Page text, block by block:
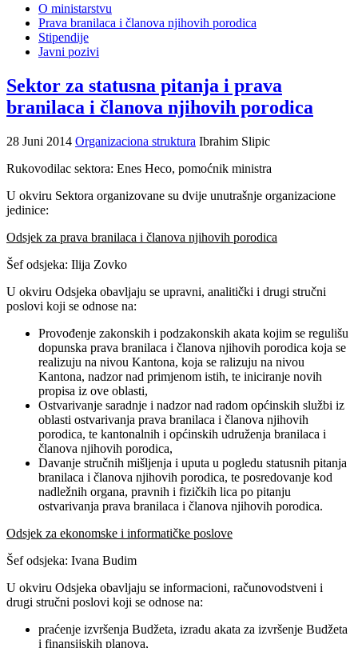
O ministarstvu
Prava branilaca i članova njihovih porodica
Stipendije
Javni pozivi
Sektor za statusna pitanja i prava
branilaca i članova njihovih porodica
28 Juni 2014 Organizaciona struktura Ibrahim Slipic
Rukovodilac sektora: Enes Heco, pomoćnik ministra
U okviru Sektora organizovane su dvije unutrašnje organizacione
jedinice:
Odsjek za prava branilaca i članova njihovih porodica
Šef odsjeka: Ilija Zovko
U okviru Odsjeka obavljaju se upravni, analitički i drugi stručni
poslovi koji se odnose na:
Provođenje zakonskih i podzakonskih akata kojim se regulišu
dopunska prava branilaca i članova njihovih porodica koja se
realizuju na nivou Kantona, koja se ralizuju na nivou
Kantona, nadzor nad primjenom istih, te iniciranje novih
propisa iz ove oblasti,
Ostvarivanje saradnje i nadzor nad radom općinskih službi iz
oblasti ostvarivanja prava branilaca i članova njihovih
porodica, te kantonalnih i općinskih udruženja branilaca i
članova njihovih porodica,
Davanje stručnih mišljenja i uputa u pogledu statusnih pitanja
branilaca i članova njihovih porodica, te posredovanje kod
nadležnih organa, pravnih i fizičkih lica po pitanju
ostvarivanja prava branilaca i članova njihovih porodica.
Odsjek za ekonomske i informatičke poslove
Šef odsjeka: Ivana Budim
U okviru Odsjeka obavljaju se informacioni, računovodstveni i
drugi stručni poslovi koji se odnose na:
praćenje izvršenja Budžeta, izradu akata za izvršenje Budžeta
i finansijskih planova,